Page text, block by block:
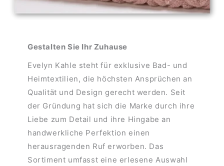
Gestalten Sie Ihr Zuhause
Evelyn Kahle steht für exklusive Bad- und
Heimtextilien, die höchsten Ansprüchen an
Qualität und Design gerecht werden. Seit
der Gründung hat sich die Marke durch ihre
Liebe zum Detail und ihre Hingabe an
handwerkliche Perfektion einen
herausragenden Ruf erworben. Das
Sortiment umfasst eine erlesene Auswahl